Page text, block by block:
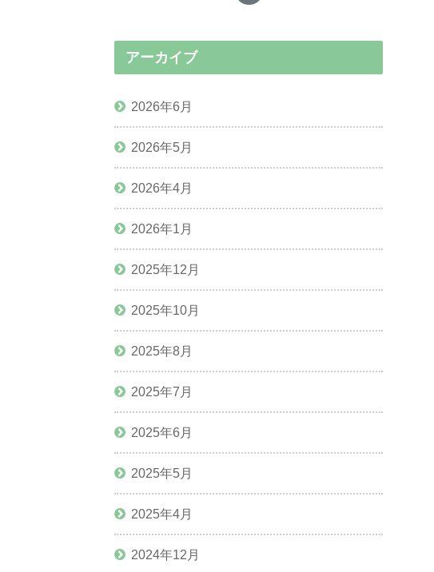
アーカイブ
2026年6月
2026年5月
2026年4月
2026年1月
2025年12月
2025年10月
2025年8月
2025年7月
2025年6月
2025年5月
2025年4月
2024年12月